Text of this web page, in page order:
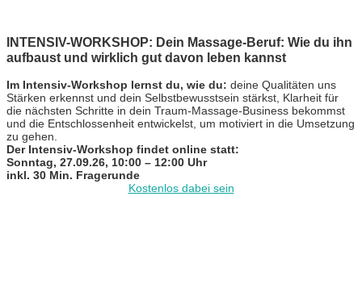
INTENSIV-WORKSHOP: Dein Massage-Beruf: Wie du ihn
aufbaust und wirklich gut davon leben kannst
Im Intensiv-Workshop lernst du, wie du: deine Qualitäten uns
Stärken erkennst und dein Selbstbewusstsein stärkst, Klarheit für
die nächsten Schritte in dein Traum-Massage-Business bekommst
und die Entschlossenheit entwickelst, um motiviert in die Umsetzung
zu gehen.
Der Intensiv-Workshop findet online statt:
Sonntag, 27.09.26, 10:00 – 12:00 Uhr
inkl. 30 Min. Fragerunde
Kostenlos dabei sein